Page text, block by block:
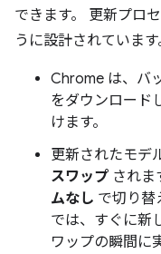
できます。 更新プロ
うに設計されています
Chrome は、バ
をダウンロード
けます。
更新されたモデ
スワップ されま
ムなし で切り替
では、すぐに新
ワップの瞬間に